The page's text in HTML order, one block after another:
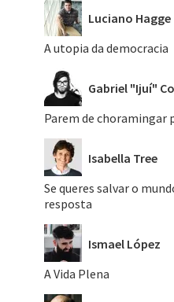
Luciano Hagge
A utopia da democracia
Gabriel "Ijuí"
Parem de choramingar
Isabella Tree
Se queres salvar o
resposta
Ismael López
A Vida Plena